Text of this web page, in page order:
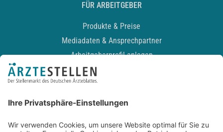
FÜR ARBEITGEBER
Produkte & Preise
Mediadaten & Ansprechpartner
Arbeitgeberprofil anlegen
Recruiting-Podcast
Kontakt